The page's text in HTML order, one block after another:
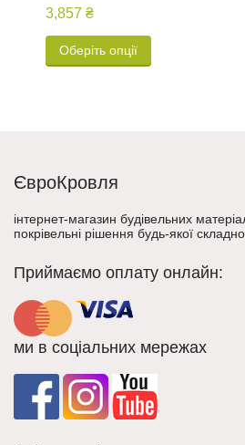
3,857 ₴
Оберіть опції
ЄвроКровля
інтернет-магазин будівельних
покрівельні рішення будь-якої
Приймаємо оплату онлайн:
ми в соціальних мережах